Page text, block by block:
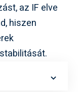
az IF elve
hiszen